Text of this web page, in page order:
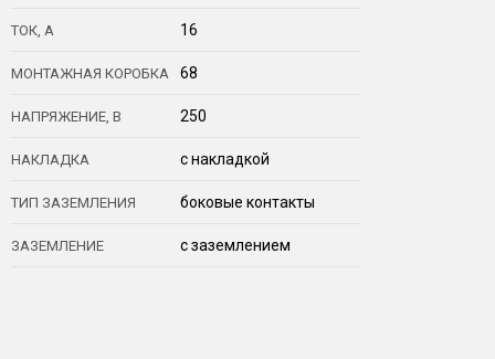
ТОК, А 16
МОНТАЖНАЯ КОРОБКА 68
НАПРЯЖЕНИЕ, В 250
НАКЛАДКА с накладкой
ТИП ЗАЗЕМЛЕНИЯ боковые контакты
ЗАЗЕМЛЕНИЕ с заземлением